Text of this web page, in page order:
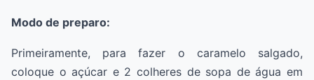
Modo de preparo:
Primeiramente, para fazer o caramelo salgado,
coloque o açúcar e 2 colheres de sopa de água em